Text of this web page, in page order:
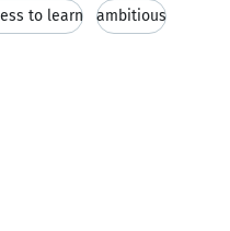
to learn ambitious